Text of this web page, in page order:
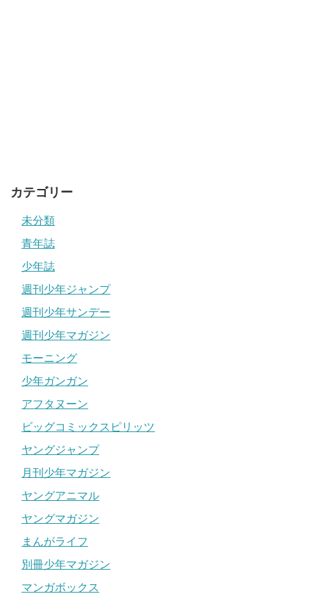
カテゴリー
未分類
青年誌
少年誌
週刊少年ジャンプ
週刊少年サンデー
週刊少年マガジン
モーニング
少年ガンガン
アフタヌーン
ビッグコミックスピリッツ
ヤングジャンプ
月刊少年マガジン
ヤングアニマル
ヤングマガジン
まんがライフ
別冊少年マガジン
マンガボックス